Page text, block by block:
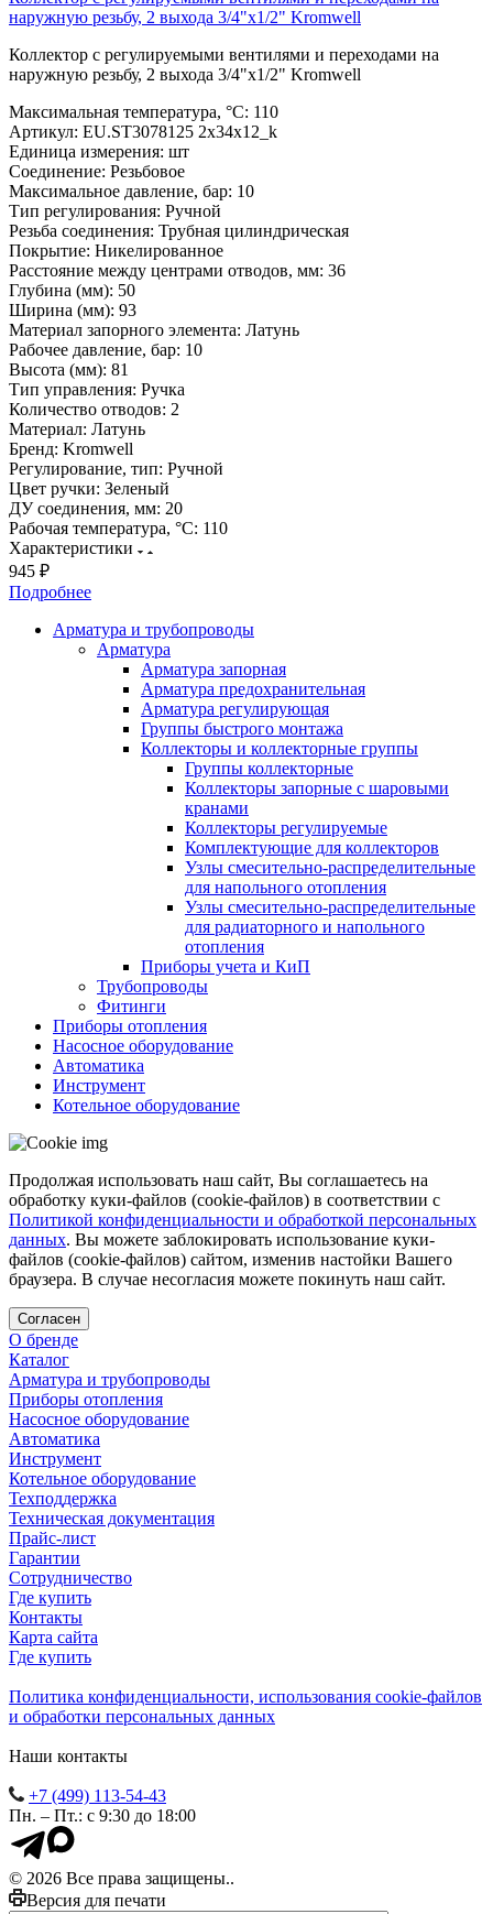
наружную резьбу, 2 выхода 3/4"х1/2" Kromwell
Коллектор с регулируемыми вентилями и переходами на
наружную резьбу, 2 выхода 3/4"х1/2" Kromwell
Максимальная температура, °С: 110
Артикул: EU.ST3078125 2x34x12_k
Единица измерения: шт
Соединение: Резьбовое
Максимальное давление, бар: 10
Тип регулирования: Ручной
Резьба соединения: Трубная цилиндрическая
Покрытие: Никелированное
Расстояние между центрами отводов, мм: 36
Глубина (мм): 50
Ширина (мм): 93
Материал запорного элемента: Латунь
Рабочее давление, бар: 10
Высота (мм): 81
Тип управления: Ручка
Количество отводов: 2
Материал: Латунь
Бренд: Kromwell
Регулирование, тип: Ручной
Цвет ручки: Зеленый
ДУ соединения, мм: 20
Рабочая температура, °С: 110
Характеристики
945 ₽
Подробнее
Арматура и трубопроводы
Арматура
Арматура запорная
Арматура предохранительная
Арматура регулирующая
Группы быстрого монтажа
Коллекторы и коллекторные группы
Группы коллекторные
Коллекторы запорные с шаровыми
кранами
Коллекторы регулируемые
Комплектующие для коллекторов
Узлы смесительно-распределительные
для напольного отопления
Узлы смесительно-распределительные
для радиаторного и напольного
отопления
Приборы учета и КиП
Трубопроводы
Фитинги
Приборы отопления
Насосное оборудование
Автоматика
Инструмент
Котельное оборудование
Продолжая использовать наш сайт, Вы соглашаетесь на
обработку куки-файлов (cookie-файлов) в соответствии с
Политикой конфиденциальности и обработкой персональных
данных. Вы можете заблокировать использование куки-
файлов (cookie-файлов) сайтом, изменив настойки Вашего
браузера. В случае несогласия можете покинуть наш сайт.
Согласен
О бренде
Каталог
Арматура и трубопроводы
Приборы отопления
Насосное оборудование
Автоматика
Инструмент
Котельное оборудование
Техподдержка
Техническая документация
Прайс-лист
Гарантии
Сотрудничество
Где купить
Контакты
Карта сайта
Где купить
Политика конфиденциальности, использования сookie-файлов
и обработки персональных данных
Наши контакты
+7 (499) 113-54-43
Пн. – Пт.: с 9:30 до 18:00
© 2026 Все права защищены..
Версия для печати